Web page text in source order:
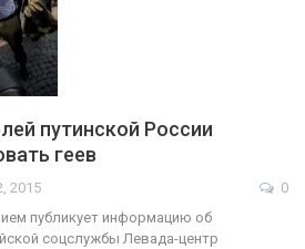
путинской России
геев
2015
0
публикует информацию об
соцслужбы Левада-центр